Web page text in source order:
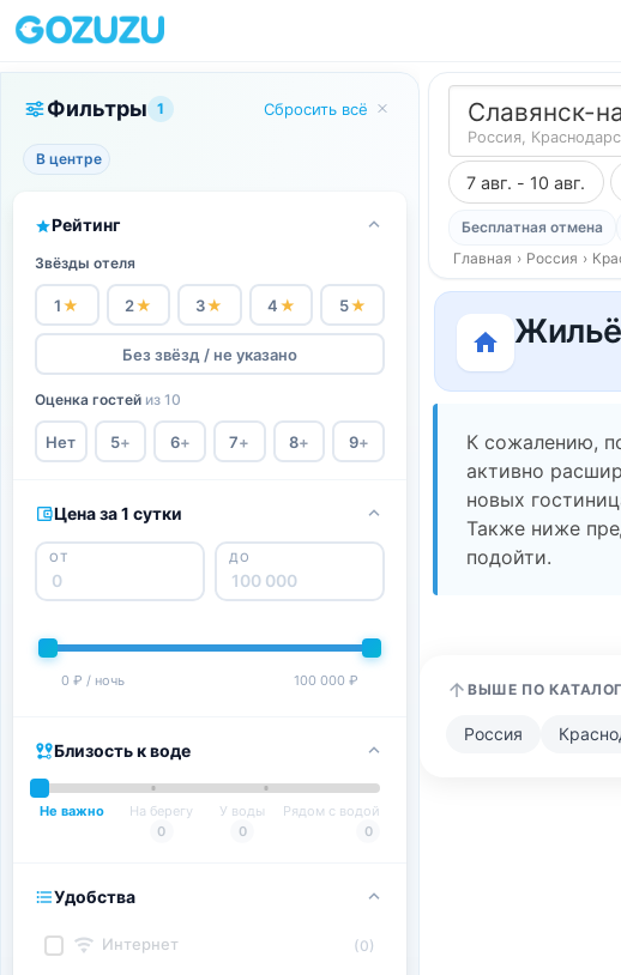
Фильтры 1 Сбросить всё
В центре
Рейтинг
Звёзды отеля
1★ 2★ 3★ 4★ 5★
Без звёзд / не указано
Оценка гостей из 10
Нет 5+ 6+ 7+ 8+ 9+
Цена за 1 сутки
ОТ ДО
0 ₽ / ночь 100 000 ₽
Близость к воде
Не важно
На берегу
0
У воды
0
Рядом с водой
0
Удобства
Интернет (0)
Славянск-
Россия,
7 авг. - 10 авг.
Бесплатная отмена
Главная › Россия ›
Жильё
К сожалению,
активно
новых
Также ниже
подойти.
ВЫШЕ ПО
Россия